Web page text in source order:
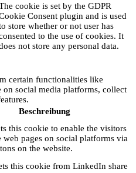
cookie is set by the GDPR
Consent plugin and is used
store whether or not user has
to the use of cookies. It
not store any personal data.
certain functionalities like
on social media platforms, collect
Beschreibung
this cookie to enable the visitors
web pages on social platforms via
on the website.
this cookie from LinkedIn share